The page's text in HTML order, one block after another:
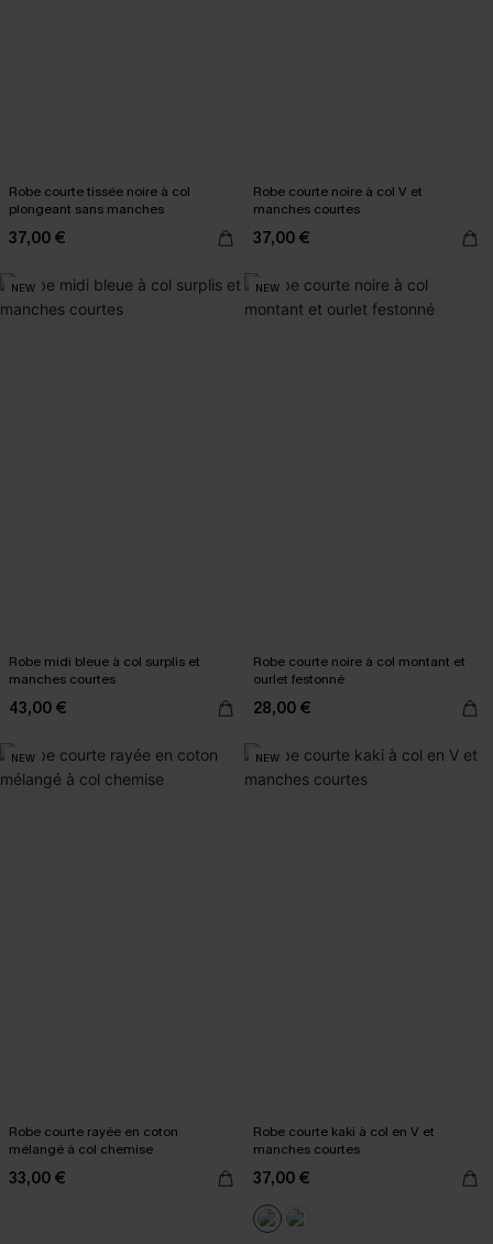
Robe courte tissée noire à col
plongeant sans manches
37,00 €
Robe courte noire à col V et
manches courtes
37,00 €
NEW
Robe midi bleue à col surplis et
manches courtes
43,00 €
NEW
Robe courte noire à col montant et
ourlet festonné
28,00 €
NEW
Robe courte rayée en coton
mélangé à col chemise
33,00 €
NEW
Robe courte kaki à col en V et
manches courtes
37,00 €